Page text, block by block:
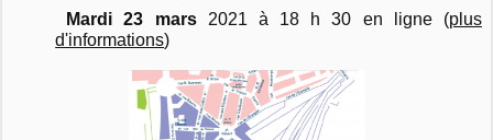
Mardi
23 mars 2021 à 18 h 30 en ligne (plus
d'informations)